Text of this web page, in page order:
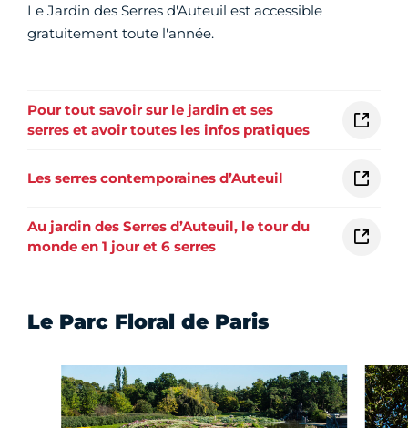
Le Jardin des Serres d'Auteuil est accessible
gratuitement toute l'année.
Pour tout savoir sur le jardin et ses
serres et avoir toutes les infos pratiques
Les serres contemporaines d’Auteuil
Au jardin des Serres d’Auteuil, le tour du
monde en 1 jour et 6 serres
Le Parc Floral de Paris